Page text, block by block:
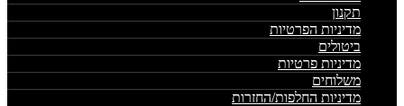
תקנון
מדיניות הפרטיות
ביטולים
מדיניות פרטיות
משלוחים
מדיניות החלפות/החזרות